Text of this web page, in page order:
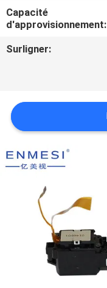
CAS
CITATION
SHOPPING
ONLINE
PLAN
Capacité
d'approvisionnement:
Surligner: